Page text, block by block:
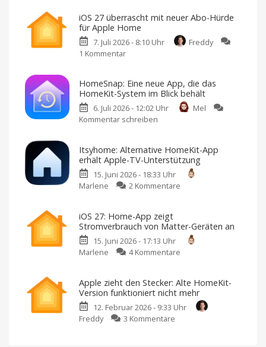
iOS 27 überrascht mit neuer Abo-Hürde
für Apple Home
7. Juli 2026 - 8:10 Uhr
Freddy
1 Kommentar
überrascht
mit
neuer
Abo-
Apple
Home
Neue
HomeSnap: Eine neue App, die das
HomeKit-System im Blick behält
6. Juli 2026 - 12:02 Uhr
Mel
Kommentar schreiben
neue
App,
die
das
im
Blick
behält
Inklusive
Überblick
Itsyhome: Alternative HomeKit-App
erhält Apple-TV-Unterstützung
15. Juni 2026 - 18:33 Uhr
Marlene
2 Kommentare
App
erhält
Für
einmalig
14,99
erhältlich
iOS 27: Home-App zeigt
Stromverbrauch von Matter-Geräten an
15. Juni 2026 - 17:13 Uhr
Marlene
4 Kommentare
Home-
App
zeigt
Apple zieht den Stecker: Alte HomeKit-
Version funktioniert nicht mehr
12. Februar 2026 - 9:33 Uhr
Freddy
3 Kommentare